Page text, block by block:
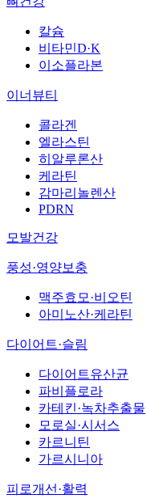
칼슘
비타민D·K
이소플라본
이너뷰티
콜라겐
엘라스틴
히알루론산
케라틴
감마리놀렌산
PDRN
모발건강
풍성·영양보충
맥주효모·비오틴
아미노산·케라틴
다이어트·슬림
다이어트유산균
파비플로라
카테킨·녹차추출물
모로실·시서스
카르니틴
가르시니아
피로개선·활력